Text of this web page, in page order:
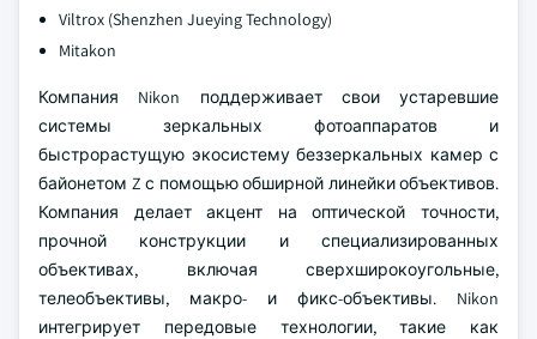
Viltrox (Shenzhen Jueying Technology)
Mitakon
Компания Nikon поддерживает свои устаревшие
системы зеркальных фотоаппаратов и
быстрорастущую экосистему беззеркальных камер с
байонетом Z с помощью обширной линейки объективов.
Компания делает акцент на оптической точности,
прочной конструкции и специализированных
объективах, включая сверхширокоугольные,
телеобъективы, макро- и фикс-объективы. Nikon
интегрирует передовые технологии, такие как